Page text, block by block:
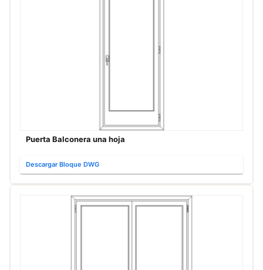
Puerta Balconera una hoja
Descargar Bloque DWG